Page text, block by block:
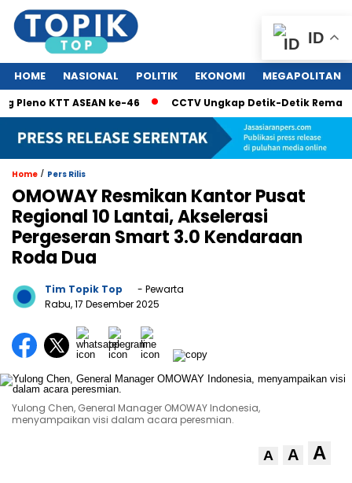
HOME NASIONAL POLITIK EKONOMI MEGAPOLITAN
KTT ASEAN ke-46 CCTV Ungkap Detik-Detik Remaja
Home / Pers Rilis
OMOWAY Resmikan Kantor Pusat
Regional 10 Lantai, Akselerasi
Pergeseran Smart 3.0 Kendaraan
Roda Dua
Tim Topik Top
- Pewarta
Rabu, 17 Desember 2025
Yulong Chen, General Manager OMOWAY Indonesia,
menyampaikan visi dalam acara peresmian.
A A A
ID